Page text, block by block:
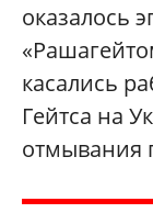
оказалось
касались
Гейтса на
отмывания